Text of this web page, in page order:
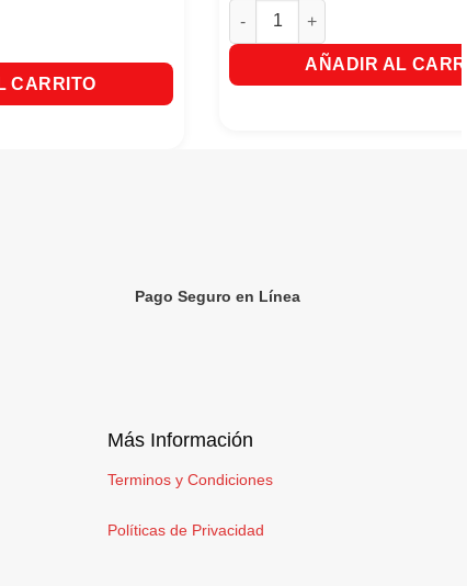
Naturales - Hawaiian Breeze cantidad
CARRITO
Raid Repuesto en Pastillas x
AÑADIR AL
Pago Seguro en Línea
Más Información
Terminos y Condiciones
Políticas de Privacidad